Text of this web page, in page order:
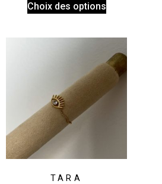
Choix des options
TARA